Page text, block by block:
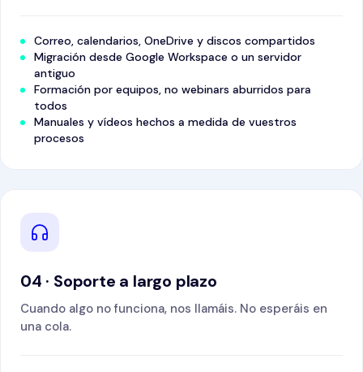
Correo, calendarios, OneDrive y discos compartidos
Migración desde Google Workspace o un servidor
antiguo
Formación por equipos, no webinars aburridos para
todos
Manuales y vídeos hechos a medida de vuestros
procesos
04 · Soporte a largo plazo
Cuando algo no funciona, nos llamáis. No esperáis en
una cola.